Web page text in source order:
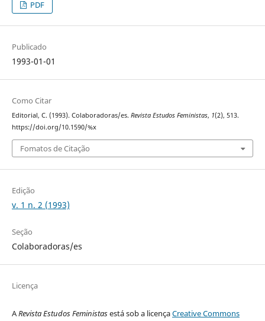
PDF
Publicado
1993-01-01
Como Citar
Editorial, C. (1993). Colaboradoras/es. Revista Estudos Feministas, 1(2), 513.
https://doi.org/10.1590/%x
Fomatos de Citação
Edição
v. 1 n. 2 (1993)
Seção
Colaboradoras/es
Licença
ARevista Estudos Feministasestá sob a licençaCreative Commons